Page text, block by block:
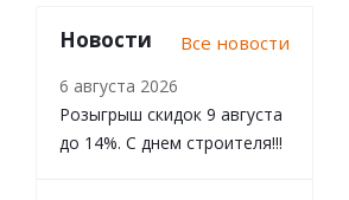
Новости Все новости
6 августа 2026
Розыгрыш скидок 9 августа
до 14%. С днем строителя!!!